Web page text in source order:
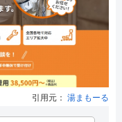
引用元： 湯まもーる